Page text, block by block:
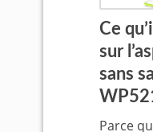
Ce
sur
sans
Parce